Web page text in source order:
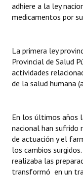
adhiere a la ley
medicamentos por
La primera ley
Provincial de Salud
actividades
de la salud humana
En los últimos años
nacional han sufrido
de actuación y el
los cambios
realizaba las
transformó en un